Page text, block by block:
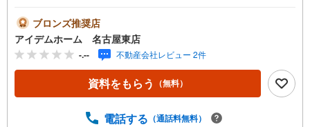
☆＼名東区大針2丁目/当日のご来店・ご見学、大歓迎♪【充
実】4LDK、和室、ウォークインクローゼット、駐車2台■市
バス「極楽」停 徒歩7分（約560m）→地下鉄東山線「本
郷」駅までバス乗車14分■極楽小学校 :徒歩12分（約920
m）■高針台中学校:徒歩17分（約1350m）＜自己資金0円で
も大丈夫！＞*水曜日も営業しております！*今から見た
来ます！*自営業の方・買い替えの方など資金計画でご不安
ブロンズ推奨店
アイデムホーム 名古屋東店
-.-- 不動産会社レビュー 2件
資料をもらう （無料）
電話する （通話料無料）